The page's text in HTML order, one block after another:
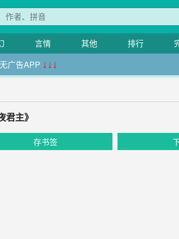
言情 其他 排行
广告APP ↓↓↓
主》
存书签